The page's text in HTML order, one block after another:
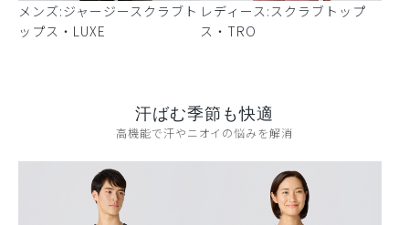
メンズ:ジャージースクラブト
ップス・LUXE
レディース:スクラブトップ
ス・TRO
汗ばむ季節も快適
高機能で汗やニオイの悩みを解消